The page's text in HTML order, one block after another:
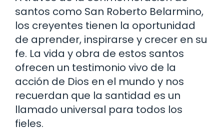
santos como San Roberto Belarmino,
los creyentes tienen la oportunidad
de aprender, inspirarse y crecer en su
fe. La vida y obra de estos santos
ofrecen un testimonio vivo de la
acción de Dios en el mundo y nos
recuerdan que la santidad es un
llamado universal para todos los
fieles.